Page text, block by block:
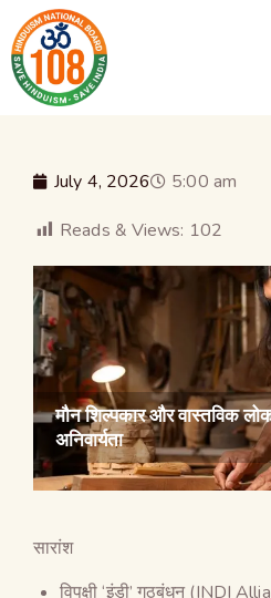
July 4, 2026
5:00 am
Reads & Views: 102
मौन शिल्पकार और वास्तविक
अनिवार्यता
सारांश
विपक्षी ‘इंडी’ गठबंधन (INDI